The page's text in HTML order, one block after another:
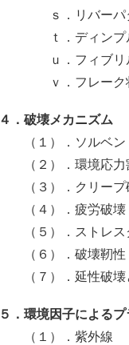
ｓ．リバーパ
ｔ．ディンプル
ｕ．フィブリル
ｖ．フレーク状
４．破壊メカニズム
（１）．ソルベン
（２）．環境応力
（３）．クリープ
（４）．疲労破壊
（５）．ストレス
（６）．破壊靭性
（７）．延性破壊
５．環境因子による
（１）．紫外線